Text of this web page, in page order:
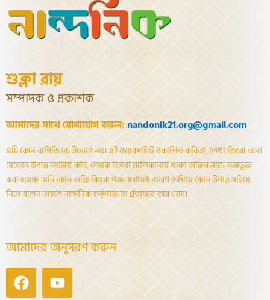
শুক্লা রায়
সম্পাদক ও প্রকাশক
আমাদের সাথে যোগাযোগ করুন: nandonik21.org@gmail.com
এটি কোন বাণিজ্যিক উদ্যোগ নয়। এই ওয়েবসাইটে প্রকাশিত কবিতা, লেখা কিংবা অন্য
যেকোন উপাত্ত সংশ্লিষ্ট কবি, লেখক কিংবা মালিকানায় থাকা ব্যক্তির নামে অন্তর্ভূক্ত
করা হয়েছে। যদি কোন ব্যক্তি কিংবা পক্ষ যথাযথ কারণ দেখিয়ে কোন উপাত্ত সরিয়ে
নিতে বলেন তাহলে নান্দনিক কর্তৃপক্ষ তা প্রত্যাহার করে নেবে।
আমাদের অনুসরণ করুন
FacebookYoutube